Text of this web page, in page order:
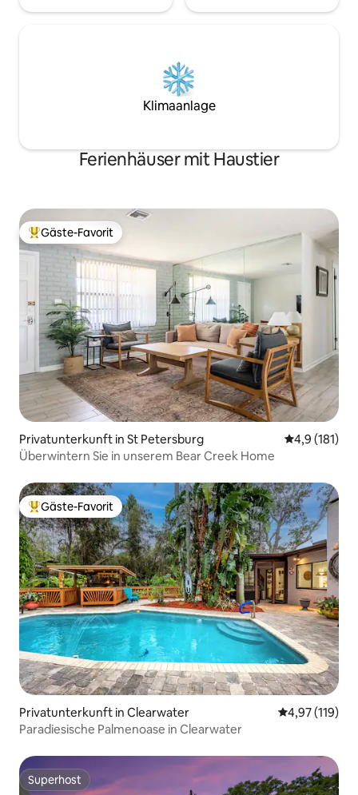
Klimaanlage
Ferienhäuser mit Haustier
Beliebter Gäste-Favorit.
Gäste-Favorit
Privatunterkunft in St Petersburg
4,9 (181)
Überwintern Sie in unserem Bear Creek Home
Beliebter Gäste-Favorit.
Gäste-Favorit
Privatunterkunft in Clearwater
4,97 (119)
Paradiesische Palmenoase in Clearwater
Superhost
Superhost